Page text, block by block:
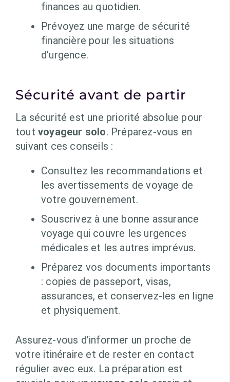
finances au quotidien.
Prévoyez une marge de sécurité
financière pour les situations
d’urgence.
Sécurité avant de partir
La sécurité est une priorité absolue pour
tout voyageur solo. Préparez-vous en
suivant ces conseils :
Consultez les recommandations et
les avertissements de voyage de
votre gouvernement.
Souscrivez à une bonne assurance
voyage qui couvre les urgences
médicales et les autres imprévus.
Préparez vos documents importants
: copies de passeport, visas,
assurances, et conservez-les en ligne
et physiquement.
Assurez-vous d’informer un proche de
votre itinéraire et de rester en contact
régulier avec eux. La préparation est